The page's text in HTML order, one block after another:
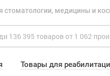
стоматологии, медицины и
Товары для